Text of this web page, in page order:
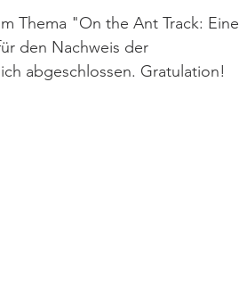
Thema "On the Ant Track: Eine
den Nachweis der
abgeschlossen. Gratulation!